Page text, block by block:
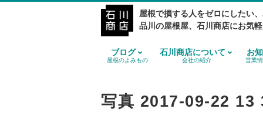
屋根で損する人をゼロにしたい
品川の屋根屋、石川商店にお気
ブログ
屋根のよみもの
石川商店について
会社の紹介
お
営業
写真 2017-09-22 13